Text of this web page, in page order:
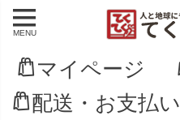
MENU
マイページ
配送・お支払い
新着順
登録順
価格が高い順
優先度順